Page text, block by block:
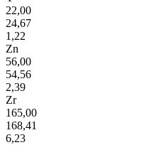
22,00
24,67
1,22
Zn
56,00
54,56
2,39
Zr
165,00
168,41
6,23